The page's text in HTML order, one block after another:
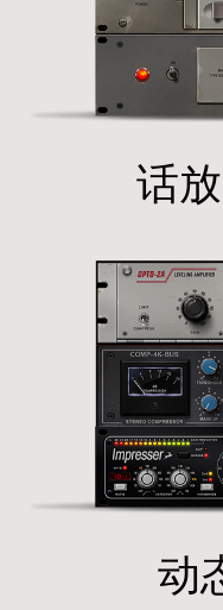
话
动